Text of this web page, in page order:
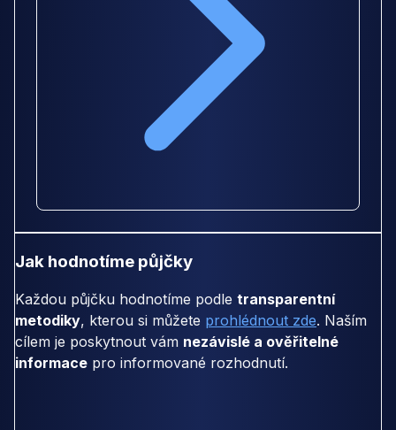
Jak hodnotíme půjčky
Každou půjčku hodnotíme podle transparentní
metodiky, kterou si můžete prohlédnout zde. Naším
cílem je poskytnout vám nezávislé a ověřitelné
informace pro informované rozhodnutí.